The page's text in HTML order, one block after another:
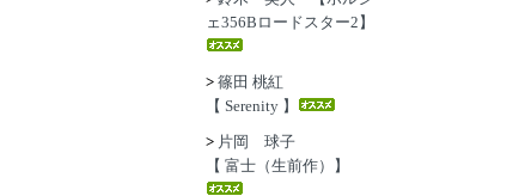
ェ356Bロードスター2】
> 篠田 桃紅
【 Serenity 】
> 片岡 球子
【 富士（生前作）】